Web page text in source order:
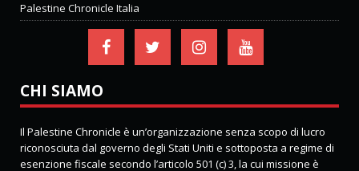
Palestine Chronicle Italia
CHI SIAMO
Il Palestine Chronicle è un’organizzazione senza scopo di lucro
riconosciuta dal governo degli Stati Uniti e sottoposta a regime di
esenzione fiscale secondo l’articolo 501 (c) 3, la cui missione è